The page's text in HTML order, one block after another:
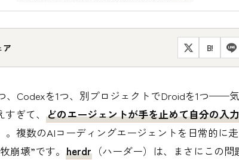
ア B!
つ、Codexを1つ、別プロジェクトでDroidを1つ——
ぎて、 どのエージェントが手を止めて自分の入
。複数のAIコーディングエージェントを日常的に
崩壊”です。 herdr （ハーダー）は、まさにこの